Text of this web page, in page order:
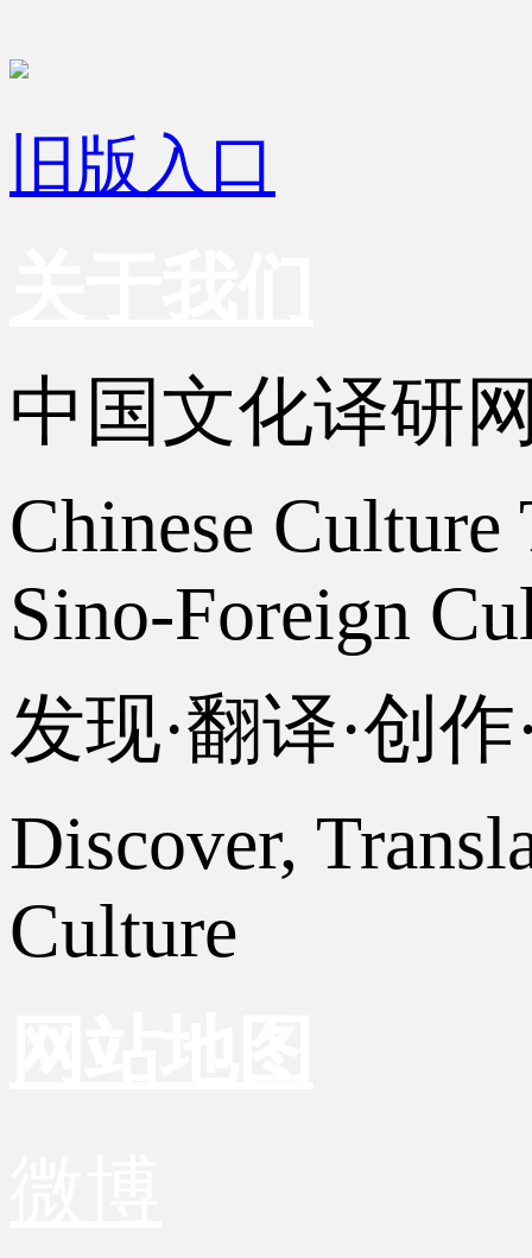
旧版入口
中国文化译研
Chinese
Sino-Foreign
发现·翻译·创
Discover,
Culture